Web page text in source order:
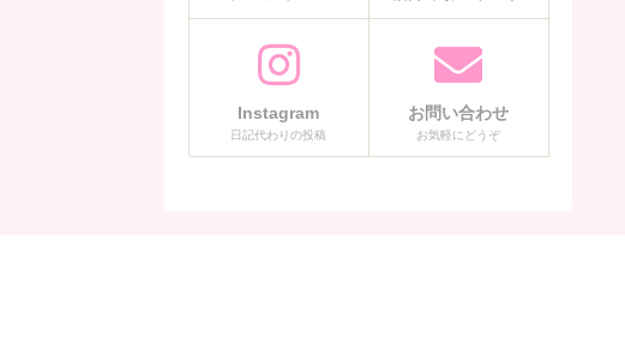
Instagram
日記代わりの投稿
お問い合わせ
お気軽にどうぞ